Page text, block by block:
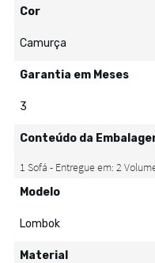
Cor
Camurça
Garantia em Meses
3
Conteúdo da
Modelo
Lombok
Material